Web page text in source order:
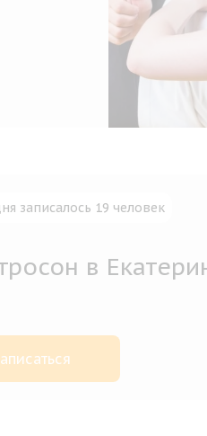
записалось 19 человек
в